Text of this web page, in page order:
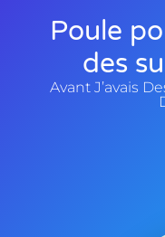
Poule
des
Avant J’avais